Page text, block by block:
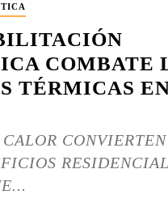
COMBATE
TÉRMICAS
CONVIERTEN